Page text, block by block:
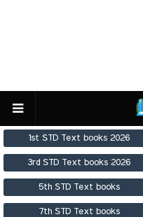
1st STD Text books 2026
3rd STD Text books 2026
5th STD Text books
7th STD Text books